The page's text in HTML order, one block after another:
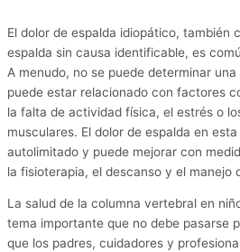
El dolor de espalda idiopático, también
espalda sin causa identificable, es
A menudo, no se puede determinar
puede estar relacionado con factores
la falta de actividad física, el estrés o
musculares. El dolor de espalda en
autolimitado y puede mejorar con
la fisioterapia, el descanso y el manejo
La salud de la columna vertebral en
tema importante que no debe pasarse
que los padres, cuidadores y